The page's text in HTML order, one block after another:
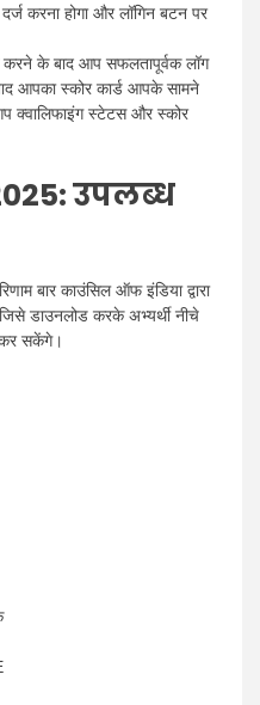
करना होगा और लॉगिन बटन पर
करने के बाद आप सफलतापूर्वक लॉग
आपका स्कोर कार्ड आपके सामने
क्वालिफाइंग स्टेटस और स्कोर
उपलब्ध
बार काउंसिल ऑफ इंडिया द्वारा
डाउनलोड करके अभ्यर्थी नीचे
कर सकेंगे।